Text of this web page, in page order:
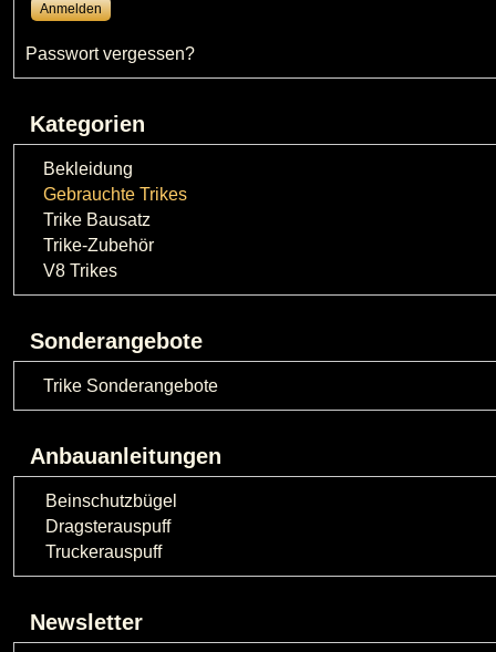
Passwort vergessen?
Kategorien
Bekleidung
Gebrauchte Trikes
Trike Bausatz
Trike-Zubehör
V8 Trikes
Sonderangebote
Trike Sonderangebote
Anbauanleitungen
Beinschutzbügel
Dragsterauspuff
Truckerauspuff
Newsletter